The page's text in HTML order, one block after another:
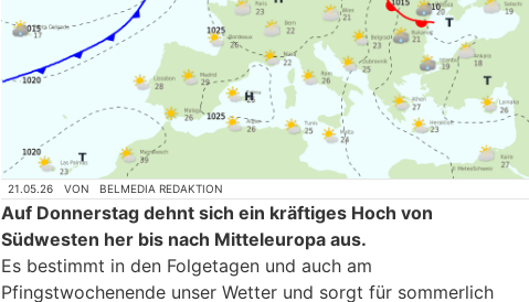
21.05.26 VON BELMEDIA REDAKTION
Auf Donnerstag dehnt sich ein kräftiges Hoch von
Südwesten her bis nach Mitteleuropa aus.
Es bestimmt in den Folgetagen und auch am
Pfingstwochenende unser Wetter und sorgt für sommerlich